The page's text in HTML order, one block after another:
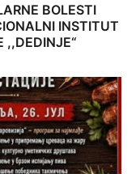
BOLESTI
INSTITUT
,,DEDINJE“